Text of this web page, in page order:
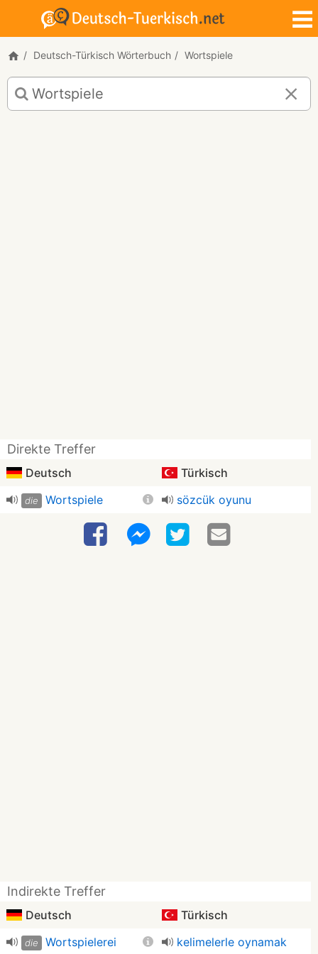
Deutsch-Türkisch Wörterbuch Wortspiele
Deutsch-
Türkisch
Übersetzung
Direkte Treffer
Deutsch Türkisch
die Wortspiele sözcük oyunu
Indirekte Treffer
Deutsch Türkisch
die Wortspielerei kelimelerle oynamak